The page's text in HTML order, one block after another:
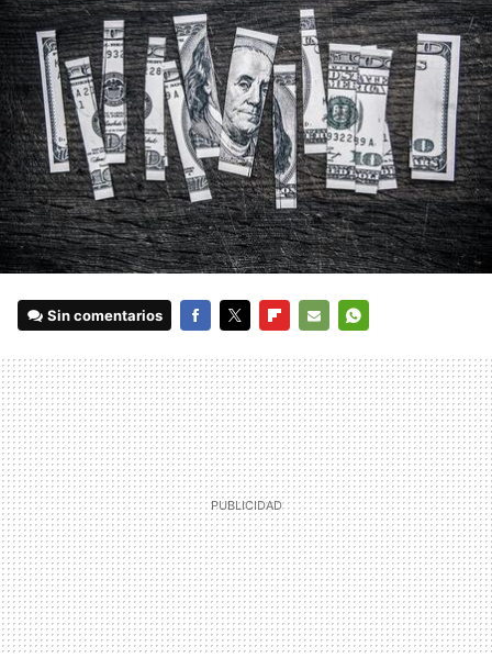
Sin comentarios
MAIL